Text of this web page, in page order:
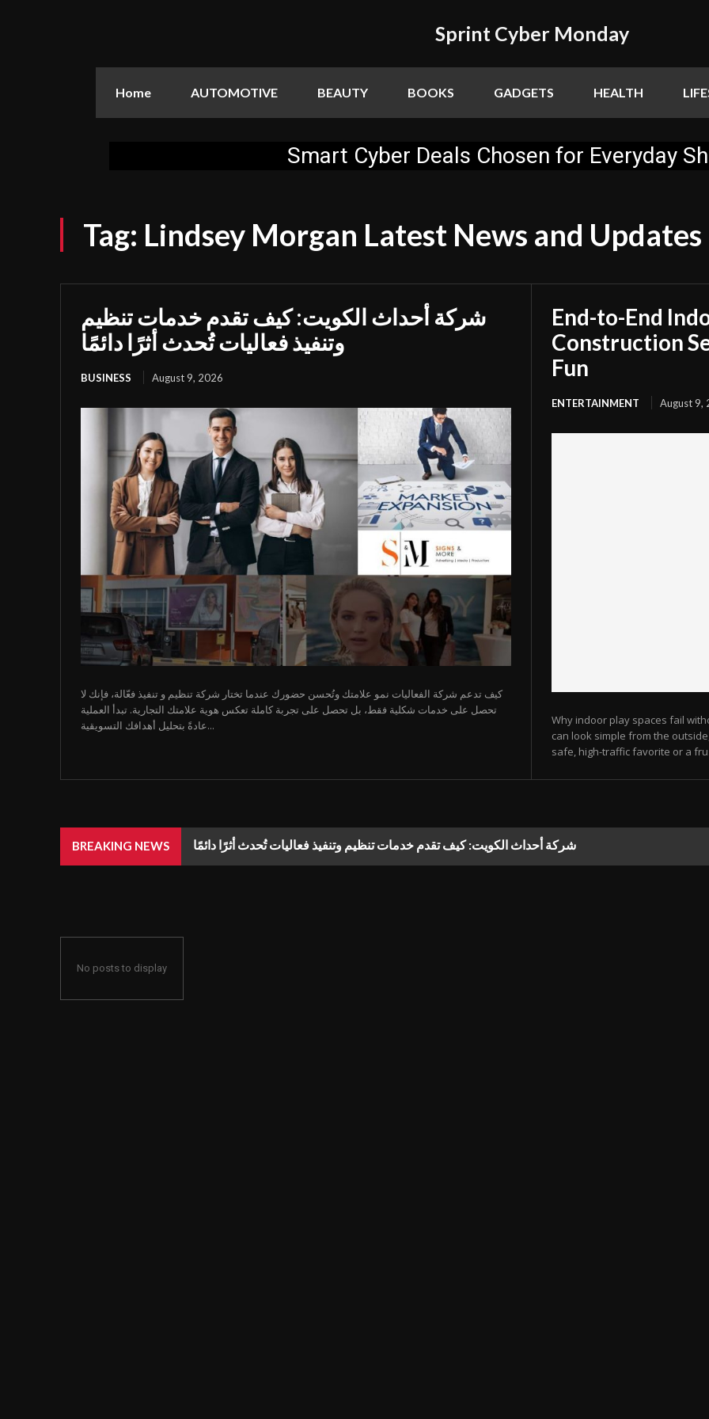
Sprint Cyber Monday
Home AUTOMOTIVE BEAUTY BOOKS GADGETS HEALTH
Smart Cyber Deals Chosen for Everyday
Tag: Lindsey Morgan Latest News and Updates
شركة أحداث الكويت: كيف تقدم خدمات تنظيم
وتنفيذ فعاليات تُحدث أثرًا دائمًا
BUSINESS August 9, 2026
كيف تدعم شركة الفعاليات نمو علامتك وتُحسن حضورك عندما تختار شركة تنظيم و تنفيذ فعّالة، فإنك لا
تحصل على خدمات شكلية فقط، بل تحصل على تجربة كاملة تعكس هوية علامتك التجارية. تبدأ العملية
عادةً بتحليل أهدافك التسويقية...
End-to-End
Construction
Fun
ENTERTAINMENT August 9,
Why indoor play spaces fail
can look simple from the
safe, high-traffic favorite or a
BREAKING NEWS شركة أحداث الكويت: كيف تقدم خدمات تنظيم وتنفيذ فعاليات تُحدث أثرًا دائمًا
No posts to display